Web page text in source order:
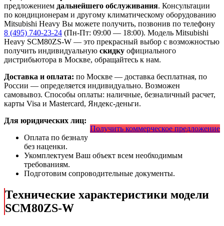
предложением дальнейшего обслуживания. Консультации
по кондиционерам и другому климатическому оборудованию
Mitsubishi Heavy Вы можете получить, позвонив по телефону
8 (495) 740-23-24 (Пн-Пт: 09:00 — 18:00). Модель Mitsubishi
Heavy SCM80ZS-W — это прекрасный выбор с возможностью
получить индивидуальную скидку официального
дистрибьютора в Москве, обращайтесь к нам.
Доставка и оплата: по Москве — доставка бесплатная, по
России — определяется индивидуально. Возможен
самовывоз. Способы оплаты: наличные, безналичный расчет,
карты Visa и Mastercard, Яндекс-деньги.
Получить коммерческое предложение
Для юридических лиц:
Оплата по безналу
без наценки.
Укомплектуем Ваш объект всем необходимым
требованиям.
Подготовим сопроводительные документы.
Технические характеристики модели
SCM80ZS-W